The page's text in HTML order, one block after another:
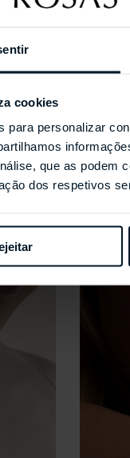
cookies
para personalizar
que as podem
dos respetivos